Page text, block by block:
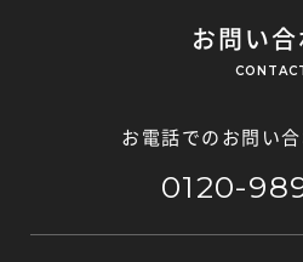
お問い
お電話でのお問い
0120-